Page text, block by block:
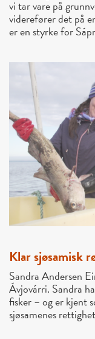
vi tar vare på
viderefører det på
er en styrke for
Klar sjøsamisk
Sandra Andersen
Ávjovárri. Sandra
fisker – og er kjent
sjøsamenes